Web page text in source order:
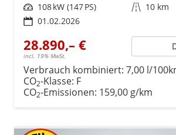
Leistung 108 kW (147 PS) Kilometerstand 10 km
01.02.2026
28.890,– €
incl. 19% MwSt.
Verbrauch kombiniert: 7,00 l/
CO2-Klasse: F
CO2-Emissionen: 159,00 g/km